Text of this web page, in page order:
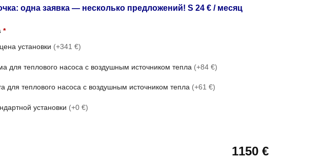
одна заявка — несколько предложений! S 24 € / месяц
*
установки (+341 €)
для теплового насоса с воздушным источником тепла (+84 €)
для теплового насоса с воздушным источником тепла (+61 €)
установки (+0 €)
1150 €